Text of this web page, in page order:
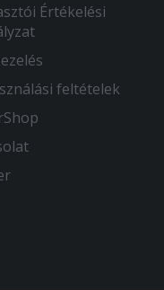
Értékelési
feltételek